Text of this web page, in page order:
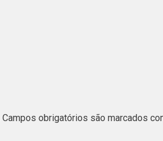
Campos obrigatórios são marcados